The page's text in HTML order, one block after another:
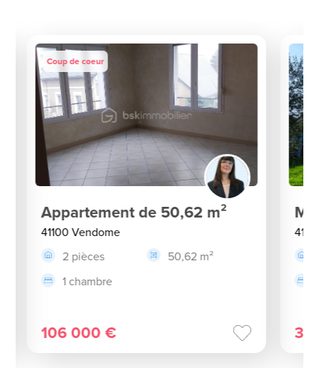
Coup de coeur
Appartement de 50,62 m²
41100 Vendome
2 pièces
50,62 m²
1 chambre
106 000 €